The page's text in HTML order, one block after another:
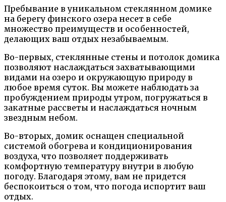
Пребывание в уникальном стеклянном домике
на берегу финского озера несет в себе
множество преимуществ и особенностей,
делающих ваш отдых незабываемым.
Во-первых, стеклянные стены и потолок домика
позволяют наслаждаться захватывающими
видами на озеро и окружающую природу в
любое время суток. Вы можете наблюдать за
пробуждением природы утром, погружаться в
закатные рассветы и наслаждаться ночным
звездным небом.
Во-вторых, домик оснащен специальной
системой обогрева и кондиционирования
воздуха, что позволяет поддерживать
комфортную температуру внутри в любую
погоду. Благодаря этому, вам не придется
беспокоиться о том, что погода испортит ваш
отдых.